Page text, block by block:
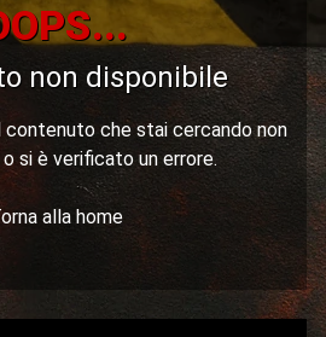
non disponibile
contenuto che stai cercando non
si è verificato un errore.
alla home